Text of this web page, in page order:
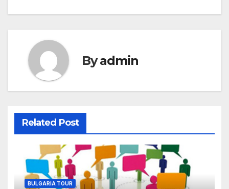
Byadmin
Related Post
BULGARIA TOUR